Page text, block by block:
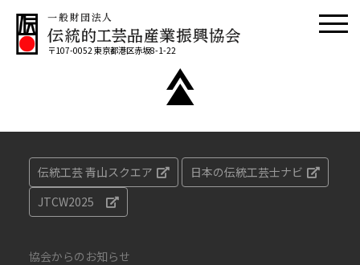
〒107-0052 東京都港区赤坂8-1-22
伝統工芸 青山スクエア
日本の伝統工芸士ナビ
JTCW2025
協会からのお知らせ